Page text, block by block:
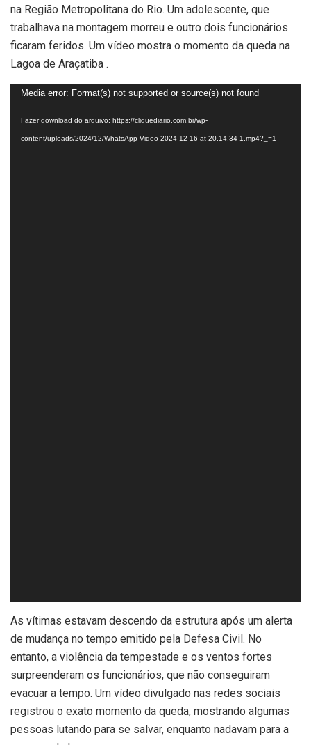
na Região Metropolitana do Rio. Um adolescente, que
trabalhava na montagem morreu e outro dois funcionários
ficaram feridos. Um vídeo mostra o momento da queda na
Lagoa de Araçatiba .
Tocador
Media error: Format(s) not supported or source(s) not found
Fazer download do arquivo: https://cliquediario.com.br/wp-
content/uploads/2024/12/WhatsApp-Video-2024-12-16-at-20.14.34-1.mp4?_=1
As vítimas estavam descendo da estrutura após um alerta
de mudança no tempo emitido pela Defesa Civil. No
entanto, a violência da tempestade e os ventos fortes
surpreenderam os funcionários, que não conseguiram
evacuar a tempo. Um vídeo divulgado nas redes sociais
registrou o exato momento da queda, mostrando algumas
pessoas lutando para se salvar, enquanto nadavam para a